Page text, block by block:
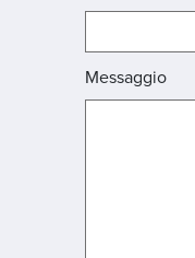
Messaggio